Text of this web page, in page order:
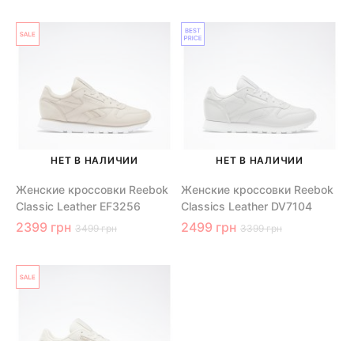
НЕТ В НАЛИЧИИ
Женские кроссовки Reebok
Classic Leather EF3256
2399 грн 3499 грн
НЕТ В НАЛИЧИИ
Женские кроссовки Reebok
Classics Leather DV7104
2499 грн 3399 грн